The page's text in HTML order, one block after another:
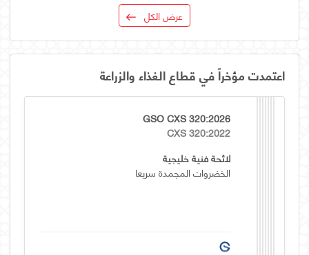
عرض الكل
اعتمدت مؤخراً في قطاع الغذاء والزراعة
GSO CXS 320:2026
CXS 320:2022
لائحة فنية خليجية
الخضروات المجمدة سريعا